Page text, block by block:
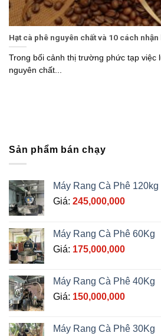
Hạt cà phê nguyên chất và 10 cách nhận
Trong bối cảnh thị trường phức tạp việc
nguyên chất...
Sản phẩm bán chạy
Máy Rang Cà Phê 120kg
Giá: 245,000,000
Máy Rang Cà Phê 60Kg
Giá: 175,000,000
Máy Rang Cà Phê 40Kg
Giá: 150,000,000
Máy Rang Cà Phê 30Kg